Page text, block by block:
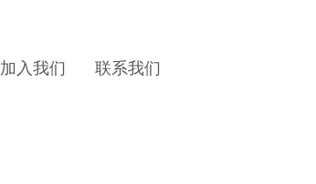
加入我们 联系我们